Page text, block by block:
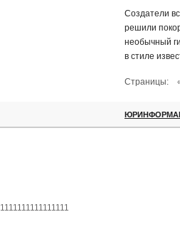
Создатели
решили
необычный
в стиле
Страницы:
1111111111111111